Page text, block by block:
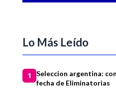
Lo Más Leído
1
Seleccion argentina:
fecha de Eliminatorias